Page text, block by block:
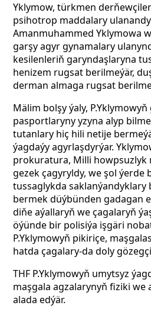
Yklymow, türkmen
psihotrop maddalary
Amanmuhammed Yklymowa
garşy agyr gynamalary
kesilenleriň garyndaşlaryna
henizem rugsat berilmeýär,
derman almaga rugsat
Mälim bolşy ýaly,
pasportlaryny yzyna alyp
tutanlary hiç hili netije
ýagdaýy agyrlaşdyrýar.
prokuratura, Milli
gezek çagyryldy, we şol ýerde
tussaglykda
bermek düýbünden gadagan
diňe aýallaryň we çagalaryň
öýünde bir polisiýa işgäri
P.Yklymowyň pikiriçe,
hatda çagalary-da doly
THF P.Yklymowyň umytsyz
maşgala agzalarynyň fiziki we
alada edýär.